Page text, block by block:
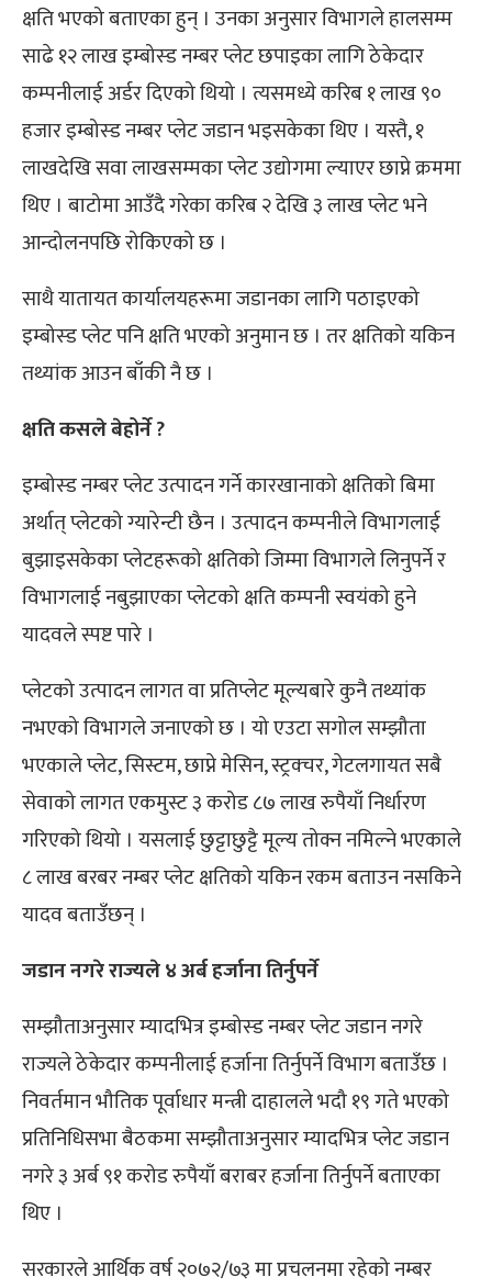
क्षति भएको बताएका हुन् । उनका अनुसार विभागले हालसम्म
साढे १२ लाख इम्बोस्ड नम्बर प्लेट छपाइका लागि ठेकेदार
कम्पनीलाई अर्डर दिएको थियो । त्यसमध्ये करिब १ लाख ९०
हजार इम्बोस्ड नम्बर प्लेट जडान भइसकेका थिए । यस्तै, १
लाखदेखि सवा लाखसम्मका प्लेट उद्योगमा ल्याएर छाप्ने क्रममा
थिए । बाटोमा आउँदै गरेका करिब २ देखि ३ लाख प्लेट भने
आन्दोलनपछि रोकिएको छ ।
साथै यातायत कार्यालयहरूमा जडानका लागि पठाइएको
इम्बोस्ड प्लेट पनि क्षति भएको अनुमान छ । तर क्षतिको यकिन
तथ्यांक आउन बाँकी नै छ ।
क्षति कसले बेहोर्ने ?
इम्बोस्ड नम्बर प्लेट उत्पादन गर्ने कारखानाको क्षतिको बिमा
अर्थात् प्लेटको ग्यारेन्टी छैन । उत्पादन कम्पनीले विभागलाई
बुझाइसकेका प्लेटहरूको क्षतिको जिम्मा विभागले लिनुपर्ने र
विभागलाई नबुझाएका प्लेटको क्षति कम्पनी स्वयंको हुने
यादवले स्पष्ट पारे ।
प्लेटको उत्पादन लागत वा प्रतिप्लेट मूल्यबारे कुनै तथ्यांक
नभएको विभागले जनाएको छ । यो एउटा सगोल सम्झौता
भएकाले प्लेट, सिस्टम, छाप्ने मेसिन, स्ट्रक्चर, गेटलगायत सबै
सेवाको लागत एकमुस्ट ३ करोड ८७ लाख रुपैयाँ निर्धारण
गरिएको थियो । यसलाई छुट्टाछुट्टै मूल्य तोक्न नमिल्ने भएकाले
८ लाख बरबर नम्बर प्लेट क्षतिको यकिन रकम बताउन नसकिने
यादव बताउँछन् ।
जडान नगरे राज्यले ४ अर्ब हर्जाना तिर्नुपर्ने
सम्झौताअनुसार म्यादभित्र इम्बोस्ड नम्बर प्लेट जडान नगरे
राज्यले ठेकेदार कम्पनीलाई हर्जाना तिर्नुपर्ने विभाग बताउँछ ।
निवर्तमान भौतिक पूर्वाधार मन्त्री दाहालले भदौ १९ गते भएको
प्रतिनिधिसभा बैठकमा सम्झौताअनुसार म्यादभित्र प्लेट जडान
नगरे ३ अर्ब ९१ करोड रुपैयाँ बराबर हर्जाना तिर्नुपर्ने बताएका
थिए ।
सरकारले आर्थिक वर्ष २०७२/७३ मा प्रचलनमा रहेको नम्बर